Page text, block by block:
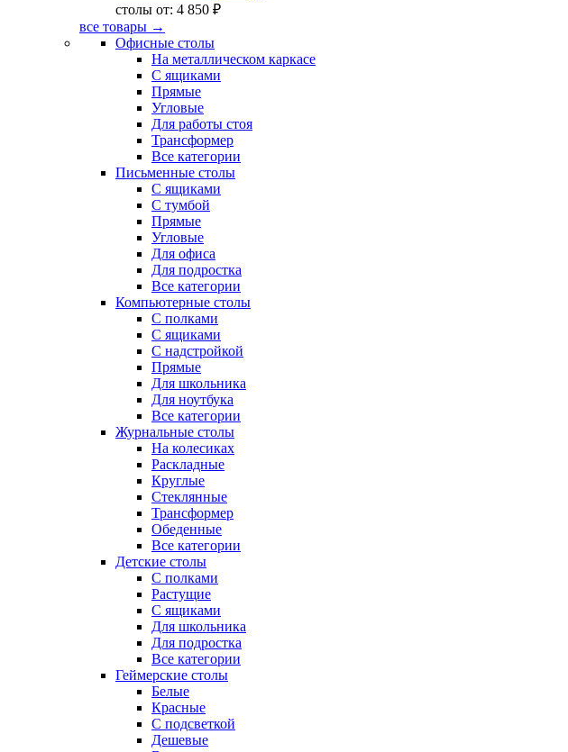
столы от: 4 850 ₽
все товары →
Офисные столы
На металлическом каркасе
С ящиками
Прямые
Угловые
Для работы стоя
Трансформер
Все категории
Письменные столы
С ящиками
С тумбой
Прямые
Угловые
Для офиса
Для подростка
Все категории
Компьютерные столы
С полками
С ящиками
С надстройкой
Прямые
Для школьника
Для ноутбука
Все категории
Журнальные столы
На колесиках
Раскладные
Круглые
Стеклянные
Трансформер
Обеденные
Все категории
Детские столы
С полками
Растущие
С ящиками
Для школьника
Для подростка
Все категории
Геймерские столы
Белые
Красные
С подсветкой
Дешевые